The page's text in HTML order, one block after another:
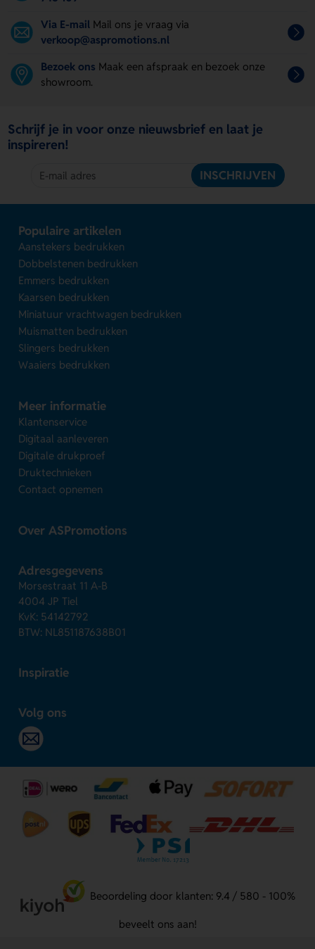
Via E-mail Mail ons je vraag via
verkoop@aspromotions.nl
Bezoek ons Maak een afspraak en bezoek onze
showroom.
Schrijf je in voor onze nieuwsbrief en laat je
inspireren!
INSCHRIJVEN
Populaire artikelen
Aanstekers bedrukken
Dobbelstenen bedrukken
Emmers bedrukken
Kaarsen bedrukken
Miniatuur vrachtwagen bedrukken
Muismatten bedrukken
Slingers bedrukken
Waaiers bedrukken
Meer informatie
Klantenservice
Digitaal aanleveren
Digitale drukproef
Druktechnieken
Contact opnemen
Over ASPromotions
Adresgegevens
Morsestraat 11 A-B
4004 JP Tiel
KvK: 54142792
BTW: NL851187638B01
Inspiratie
Volg ons
Beoordeling door klanten: 9.4 / 580 - 100%
beveelt ons aan!